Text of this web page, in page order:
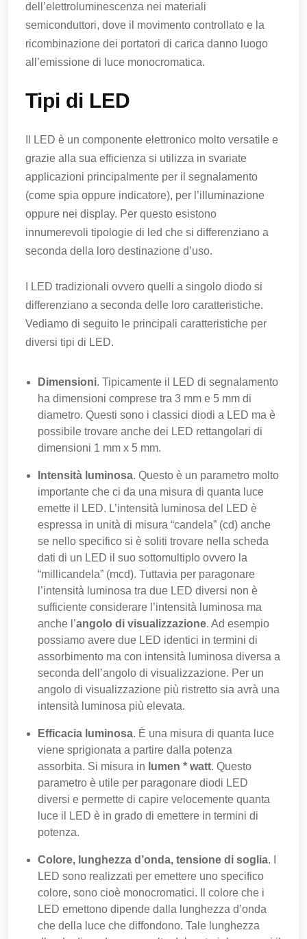
dell’elettroluminescenza nei materiali
semiconduttori, dove il movimento controllato e la
ricombinazione dei portatori di carica danno luogo
all’emissione di luce monocromatica.
Tipi di LED
Il LED è un componente elettronico molto versatile e
grazie alla sua efficienza si utilizza in svariate
applicazioni principalmente per il segnalamento
(come spia oppure indicatore), per l’illuminazione
oppure nei display. Per questo esistono
innumerevoli tipologie di led che si differenziano a
seconda della loro destinazione d’uso.
I LED tradizionali ovvero quelli a singolo diodo si
differenziano a seconda delle loro caratteristiche.
Vediamo di seguito le principali caratteristiche per
diversi tipi di LED.
Dimensioni. Tipicamente il LED di segnalamento
ha dimensioni comprese tra 3 mm e 5 mm di
diametro. Questi sono i classici diodi a LED ma è
possibile trovare anche dei LED rettangolari di
dimensioni 1 mm x 5 mm.
Intensità luminosa. Questo è un parametro molto
importante che ci da una misura di quanta luce
emette il LED. L’intensità luminosa del LED è
espressa in unità di misura “candela” (cd) anche
se nello specifico si è soliti trovare nella scheda
dati di un LED il suo sottomultiplo ovvero la
“millicandela” (mcd). Tuttavia per paragonare
l’intensità luminosa tra due LED diversi non è
sufficiente considerare l’intensità luminosa ma
anche l’angolo di visualizzazione. Ad esempio
possiamo avere due LED identici in termini di
assorbimento ma con intensità luminosa diversa a
seconda dell’angolo di visualizzazione. Per un
angolo di visualizzazione più ristretto sia avrà una
intensità luminosa più elevata.
Efficacia luminosa. È una misura di quanta luce
viene sprigionata a partire dalla potenza
assorbita. Si misura in lumen * watt. Questo
parametro è utile per paragonare diodi LED
diversi e permette di capire velocemente quanta
luce il LED è in grado di emettere in termini di
potenza.
Colore, lunghezza d’onda, tensione di soglia. I
LED sono realizzati per emettere uno specifico
colore, sono cioè monocromatici. Il colore che i
LED emettono dipende dalla lunghezza d’onda
che della luce che diffondono. Tale lunghezza